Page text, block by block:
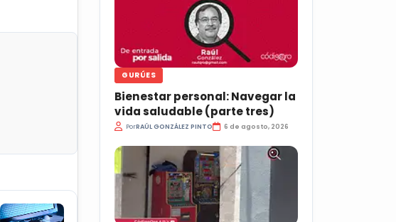
GURÚES
Bienestar personal: Navegar la
vida saludable (parte tres)
PorRAÚL GONZÁLEZ PINTO 6 de agosto, 2026